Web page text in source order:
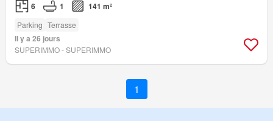
6 1 141 m²
Parking Terrasse
Il y a 26 jours
SUPERIMMO - SUPERIMMO
1